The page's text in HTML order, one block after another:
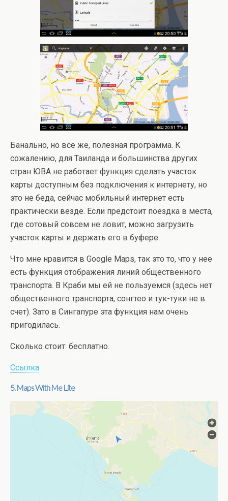
Банально, но все же, полезная программа. К
сожалению, для Таиланда и большинства других
стран ЮВА не работает функция сделать участок
карты доступным без подключения к интернету, но
это не беда, сейчас мобильный интернет есть
практически везде. Если предстоит поездка в места,
где сотовый совсем не ловит, можно загрузить
участок карты и держать его в буфере.
Что мне нравится в Google Maps, так это то, что у нее
есть функция отображения линий общественного
транспорта. В Краби мы ей не пользуемся (здесь нет
общественного транспорта, сонгтео и тук-туки не в
счет). Зато в Сингапуре эта функция нам очень
пригодилась.
Сколько стоит: бесплатно.
Ссылка
5. Maps With Me Lite